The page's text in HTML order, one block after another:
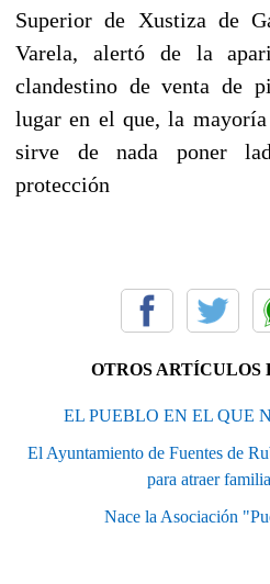
Superior de Xustiza de
Varela, alertó de la
clandestino de venta de
lugar en el que, la
sirve de nada poner
protección
OTROS ARTÍCULOS
EL PUEBLO EN EL QUE
El Ayuntamiento de Fuentes de
para atraer
Nace la Asociación